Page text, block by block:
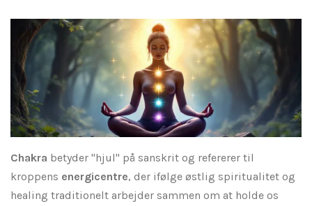
Chakra betyder "hjul" på sanskrit og refererer til
kroppens energicentre, der ifølge østlig spiritualitet og
healing traditionelt arbejder sammen om at holde os